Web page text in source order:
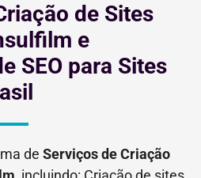
de Sites
e
SEO para Sites
de Serviços de Criação